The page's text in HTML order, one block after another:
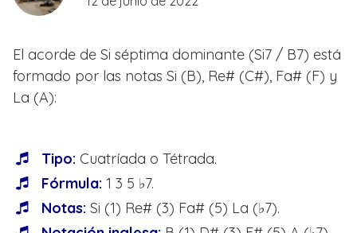
El acorde de Si séptima dominante (Si7 / B7) está
formado por las notas Si (B), Re# (C#), Fa# (F) y
La (A):
Tipo: Cuatríada o Tétrada.
Fórmula: 1 3 5 ♭7.
Notas: Si (1) Re# (3) Fa# (5) La (♭7).